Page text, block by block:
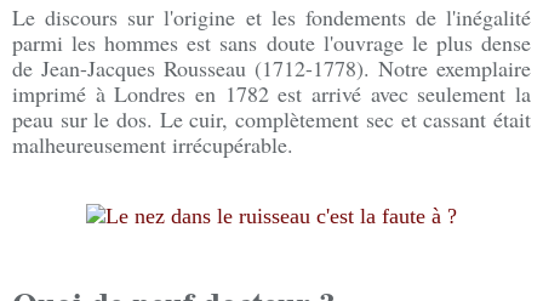
Le discours sur l'origine et les fondements de l'inégalité
parmi les hommes est sans doute l'ouvrage le plus dense
de Jean-Jacques Rousseau (1712-1778). Notre exemplaire
imprimé à Londres en 1782 est arrivé avec seulement la
peau sur le dos. Le cuir, complètement sec et cassant était
malheureusement irrécupérable.